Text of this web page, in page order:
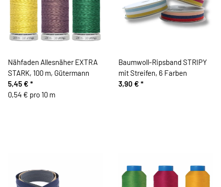
Nähfaden Allesnäher EXTRA
STARK, 100 m, Gütermann
5,45 € *
0,54 € pro 10 m
Baumwoll-Ripsband STRIPY
mit Streifen, 6 Farben
3,90 € *